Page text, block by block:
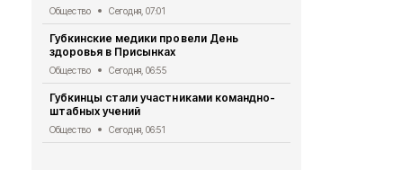
Общество Сегодня, 07:01
Губкинские медики провели День
здоровья в Присынках
Общество Сегодня, 06:55
Губкинцы стали участниками командно-
штабных учений
Общество Сегодня, 06:51